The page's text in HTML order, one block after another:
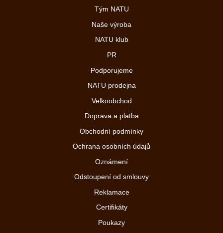
Tým NATU
Naše výroba
NATU klub
PR
Podporujeme
NATU prodejna
Velkoobchod
Doprava a platba
Obchodní podmínky
Ochrana osobních údajů
Oznámení
Odstoupení od smlouvy
Reklamace
Certifikáty
Poukazy